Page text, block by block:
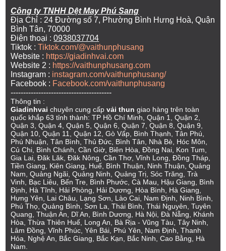
Công ty TNHH Dệt May Phú Sang
Địa Chỉ : 24 Đường số 7, Phường Bình Hưng Hoà, Quận
Bình Tân, 70000
Điện thoại :0938037704
Tiktok :Tiktok.com/@vaithunphusang
Website : https://giadinhvai.com
Website 2 : https://vaithunphusang.com
Instagram : instagram.com/vaithunphusang/
Facebook : Facebook.com/vaithunphusang
----------------------------------------
Thông tin :
Giadinhvai chuyên cung cấpvải thun giao hàng trên toàn
quốc khắp 63 tỉnh thành: TP Hồ Chí Minh, Quận 1, Quận 2,
Quận 3, Quận 4, Quận 5, Quận 6, Quận 7, Quận 8, Quận 9,
Quận 10, Quận 11, Quận 12, Gò Vấp, Bình Thạnh, Tân Phú,
Phú Nhuận, Tân Bình, Thủ Đức, Bình Tân, Nhà Bè, Hóc Môn,
Củ Chi, Bình Chánh, Cần Giờ, Biên Hòa, Đồng Nai, Kon Tum,
Gia Lai, Đăk Lăk, Đăk Nông, Cần Thơ, Vĩnh Long, Đồng Tháp,
Tiền Giang, Kiên Giang, Huế, Bình Thuận, Ninh Thuận, Quảng
Nam, Quảng Ngãi, Quảng Ninh, Quảng Trị, Sóc Trăng, Trà
Vinh, Bạc Liêu, Bến Tre, Bình Phước, Cà Mau, Hậu Giang, Bình
Định, Hà Tĩnh, Hải Phòng, Hải Dương, Hòa Bình, Hà Giang,
Hưng Yên, Lai Châu, Lạng Sơn, Lào Cai, Nam Định, Ninh Bình,
Phú Thọ, Quảng Bình, Sơn La, Thái Bình, Thái Nguyên, Tuyên
Quang, Thuận An, Dĩ An, Bình Dương, Hà Nội, Đà Nẵng, Khánh
Hòa, Thừa Thiên Huế, Long An, Bà Rịa - Vũng Tàu, Tây Ninh,
Lâm Đồng, Vĩnh Phúc, Yên Bái, Phú Yên, Nam Định, Thanh
Hóa, Nghệ An, Bắc Giang, Bắc Kạn, Bắc Ninh, Cao Bằng, Hà
Nam.